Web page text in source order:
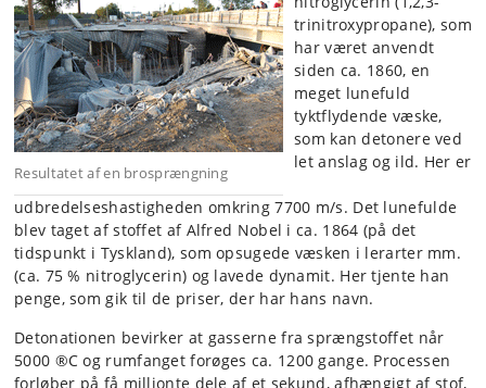
Resultatet af en brosprængning
trinitroxypropane), som
har været anvendt
siden ca. 1860, en
meget lunefuld
tyktflydende væske,
som kan detonere ved
let anslag og ild. Her er
udbredelseshastigheden omkring 7700 m/s. Det lunefulde
blev taget af stoffet af Alfred Nobel i ca. 1864 (på det
tidspunkt i Tyskland), som opsugede væsken i lerarter mm.
(ca. 75 % nitroglycerin) og lavede dynamit. Her tjente han
penge, som gik til de priser, der har hans navn.
Detonationen bevirker at gasserne fra sprængstoffet når
5000 ®C og rumfanget forøges ca. 1200 gange. Processen
forløber på få millionte dele af et sekund, afhængigt af stof,